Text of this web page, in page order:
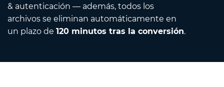
& autenticación — además, todos los
archivos se eliminan automáticamente en
un plazo de 120 minutos tras la conversión.